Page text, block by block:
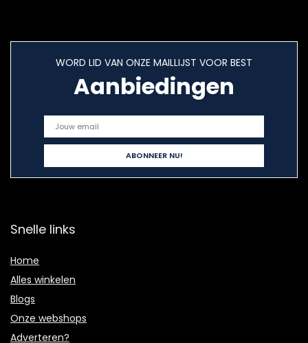
WORD LID VAN ONZE MAILLIJST VOOR BEST
Aanbiedingen
Snelle links
Home
Alles winkelen
Blogs
Onze webshops
Adverteren?